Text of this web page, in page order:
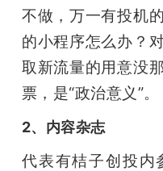
不做，万一有投机
的小程序怎么办？
取新流量的用意没
票，是“政治意义”。
2、内容杂志
代表有桔子创投内